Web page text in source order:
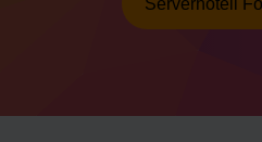
Serverhotell